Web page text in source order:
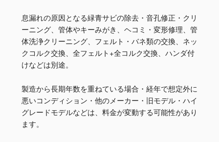
息漏れの原因となる緑青サビの除去・音孔修正・クリ
ーニング、管体やキーみがき、ヘコミ・変形修理、管
体洗浄クリーニング、フェルト・バネ類の交換、ネッ
クコルク交換、全フェルト+全コルク交換、ハンダ付
けなどは別途。
製造から長期年数を重ねている場合・経年で想定外に
悪いコンディション・他のメーカー・旧モデル・ハイ
グレードモデルなどは、料金が変動する可能性があり
ます。